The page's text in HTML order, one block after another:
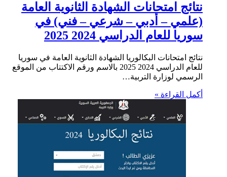
نتائج امتحانات الشهادة الثانوية العامة
(علمي – أدبي – شرعي – فني) في
سوريا للعام الدراسي 2024 2025
نتائج امتحانات البكالوريا الشهادة الثانوية العامة في سوريا
للعام الدراسي 2024 2025 بالاسم ورقم الاكتتاب من الموقع
الرسمي لوزارة التربية…
أكمل القراءة »